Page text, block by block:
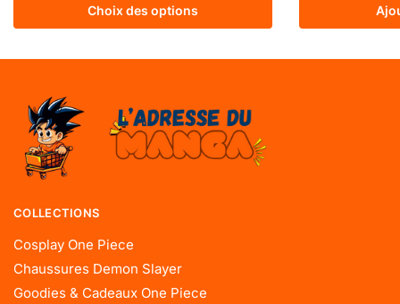
Choix des options
COLLECTIONS
Cosplay One Piece
Chaussures Demon Slayer
Goodies & Cadeaux One Piece